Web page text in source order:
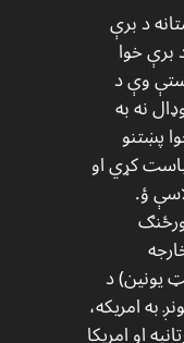
د برې
خوا
وې د
نه به
پښتنو
کړي او
ؤ.
یونین) د
امریکه،
او امریکا